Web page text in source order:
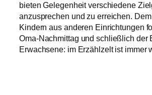
bieten Gelegenheit verschiedene
anzusprechen und zu erreichen.
Kindern aus anderen Einrichtungen
Oma-Nachmittag und schließlich der
Erwachsene: im Erzählzelt ist immer